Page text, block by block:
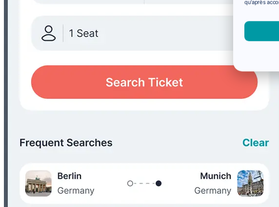
qu'après